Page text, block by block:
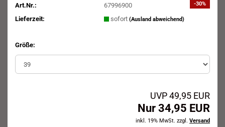
-30%
Art.Nr.:
67996900
Lieferzeit:
sofort (Ausland abweichend)
Größe:
UVP 49,95 EUR
Nur 34,95 EUR
inkl. 19% MwSt. zzgl. Versand